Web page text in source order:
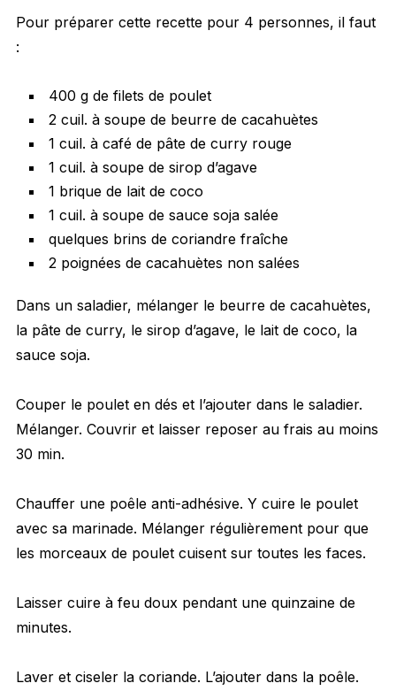
Pour préparer cette recette pour 4 personnes, il faut
:
400 g de filets de poulet
2 cuil. à soupe de beurre de cacahuètes
1 cuil. à café de pâte de curry rouge
1 cuil. à soupe de sirop d’agave
1 brique de lait de coco
1 cuil. à soupe de sauce soja salée
quelques brins de coriandre fraîche
2 poignées de cacahuètes non salées
Dans un saladier, mélanger le beurre de cacahuètes,
la pâte de curry, le sirop d’agave, le lait de coco, la
sauce soja.
Couper le poulet en dés et l’ajouter dans le saladier.
Mélanger. Couvrir et laisser reposer au frais au moins
30 min.
Chauffer une poêle anti-adhésive. Y cuire le poulet
avec sa marinade. Mélanger régulièrement pour que
les morceaux de poulet cuisent sur toutes les faces.
Laisser cuire à feu doux pendant une quinzaine de
minutes.
Laver et ciseler la coriande. L’ajouter dans la poêle.